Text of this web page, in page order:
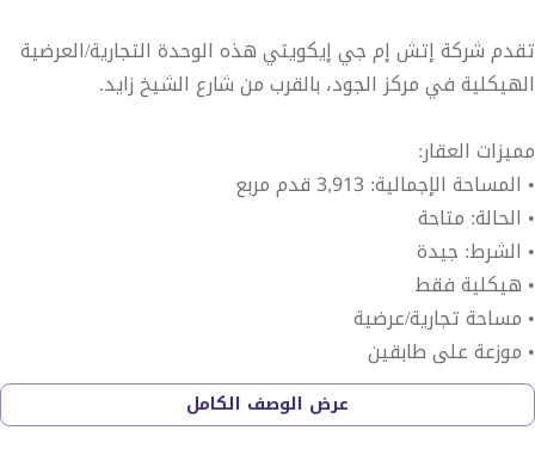
تقدم شركة إتش إم جي إيكويتي هذه الوحدة التجارية/العرضية
الهيكلية في مركز الجود، بالقرب من شارع الشيخ زايد.
مميزات العقار:
• المساحة الإجمالية: 3,913 قدم مربع
• الحالة: متاحة
• الشرط: جيدة
• هيكلية فقط
• مساحة تجارية/عرضية
• موزعة على طابقين
• تصميم واسع
• موقع ذو رؤية عالية عرض الوصف الكامل